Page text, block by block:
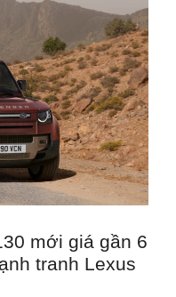
mới giá gần 6
tranh Lexus